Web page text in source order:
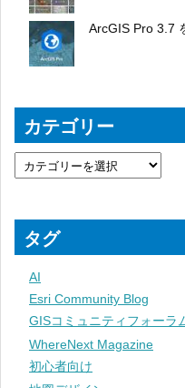
ArcGIS Pro 3.7
カテゴリー
タグ
AI
Esri Community Blog
GISコミュニティフォーラ
WhereNext Magazine
初心者向け